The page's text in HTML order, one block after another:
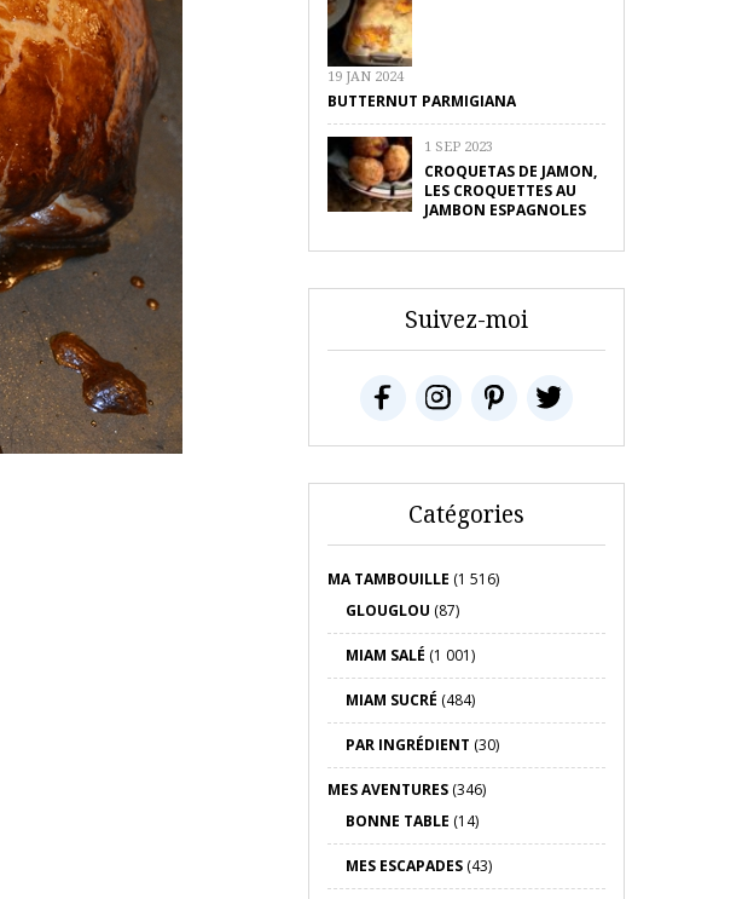
19 JAN 2024
BUTTERNUT PARMIGIANA
1 SEP 2023
CROQUETAS DE JAMON,
LES CROQUETTES AU
JAMBON ESPAGNOLES
Suivez-moi
Catégories
MA TAMBOUILLE (1 516)
GLOUGLOU (87)
MIAM SALÉ (1 001)
MIAM SUCRÉ (484)
PAR INGRÉDIENT (30)
MES AVENTURES(346)
BONNE TABLE (14)
MES ESCAPADES(43)